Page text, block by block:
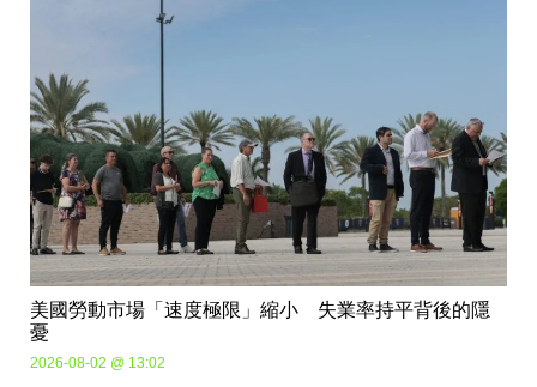
美國勞動市場「速度極限」縮小 失業率持平背後的隱
憂
2026-08-02 @ 13:02